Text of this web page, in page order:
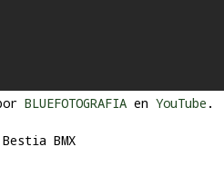
BLUEFOTOGRAFIA en YouTube .
Bestia BMX